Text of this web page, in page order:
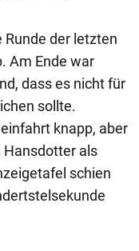
Runde der letzten
Am Ende war
dass es nicht für
sollte.
knapp, aber
Hansdotter als
schien